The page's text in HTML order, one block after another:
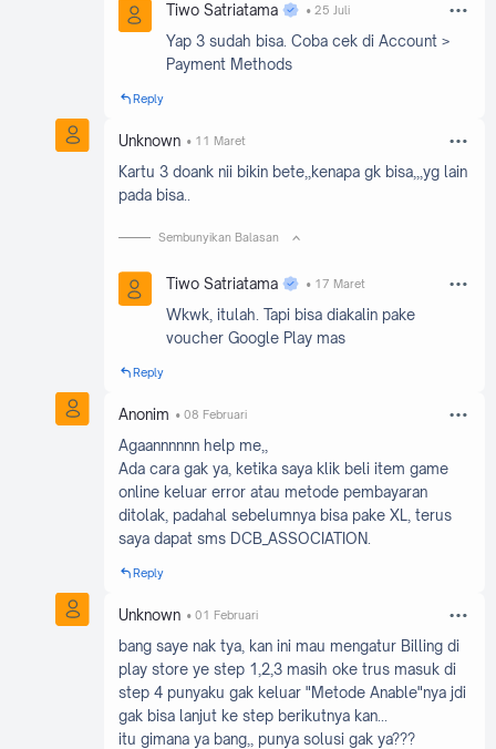
Tiwo Satriatama 25 Juli
Yap 3 sudah bisa. Coba cek di Account >
Payment Methods
Reply
Unknown 11 Maret
Kartu 3 doank nii bikin bete,,kenapa gk bisa,,,yg lain
pada bisa..
Sembunyikan Balasan
Tiwo Satriatama 17 Maret
Wkwk, itulah. Tapi bisa diakalin pake
voucher Google Play mas
Reply
Anonim 08 Februari
Agaannnnnn help me,,
Ada cara gak ya, ketika saya klik beli item game
online keluar error atau metode pembayaran
ditolak, padahal sebelumnya bisa pake XL, terus
saya dapat sms DCB_ASSOCIATION.
Reply
Unknown 01 Februari
bang saye nak tya, kan ini mau mengatur Billing di
play store ye step 1,2,3 masih oke trus masuk di
step 4 punyaku gak keluar "Metode Anable"nya jdi
gak bisa lanjut ke step berikutnya kan...
itu gimana ya bang,, punya solusi gak ya???